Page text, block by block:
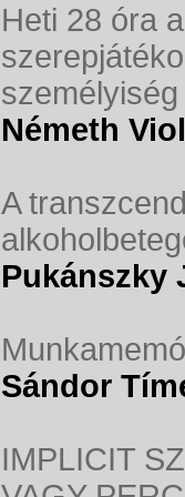
Heti 28 óra
Németh
A
Pukánszky
Sándor
IMPLICIT